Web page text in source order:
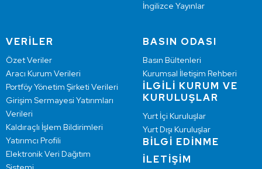
İngilizce Yayınlar
VERİLER
Özet Veriler
Aracı Kurum Verileri
Portföy Yönetim Şirketi Verileri
Girişim Sermayesi Yatırımları
Verileri
Kaldıraçlı İşlem Bildirimleri
Yatırımcı Profili
Elektronik Veri Dağıtım
BASIN ODASI
Basın Bültenleri
Kurumsal İletişim Rehberi
İLGİLİ KURUM VE
KURULUŞLAR
Yurt İçi Kuruluşlar
Yurt Dışı Kuruluşlar
BİLGİ EDİNME
İLETİŞİM